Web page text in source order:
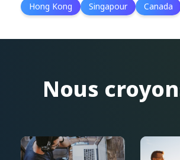
Hong Kong
Singapour Canada
Nous